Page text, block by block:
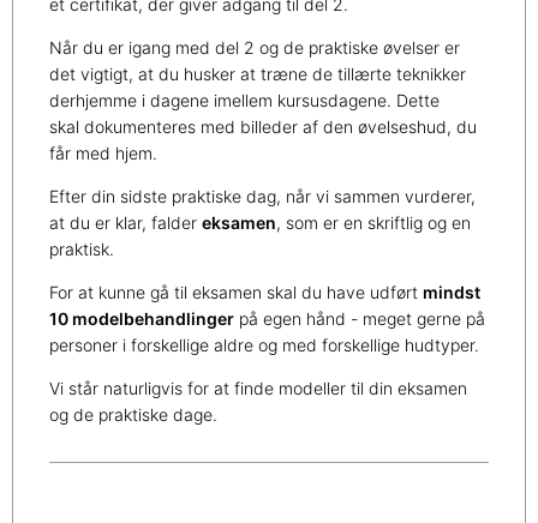
Når du er igang med del 2 og de praktiske øvelser er
det vigtigt, at du husker at træne de tillærte teknikker
derhjemme i dagene imellem kursusdagene. Dette
skal dokumenteres med billeder af den øvelseshud, du
får med hjem.
Efter din sidste praktiske dag, når vi sammen vurderer,
at du er klar, falder eksamen, som er en skriftlig og en
praktisk.
For at kunne gå til eksamen skal du have udført mindst
10 modelbehandlinger på egen hånd - meget gerne på
personer i forskellige aldre og med forskellige hudtyper.
Vi står naturligvis for at finde modeller til din eksamen
og de praktiske dage.